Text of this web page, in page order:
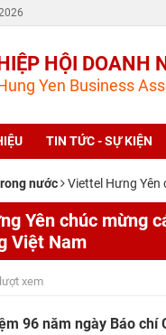
HỘI DOANH
Yen Business
TIN TỨC - SỰ KIỆN
nước Viettel Hưng Yên
Yên chúc mừng
Việt Nam
xem
96 năm ngày Báo